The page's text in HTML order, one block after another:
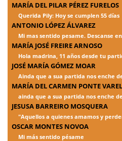
MARÍA DEL PILAR PÉREZ FURELOS
Querida Pily: Hoy se cumplen 55 días
ANTONIO LÓPEZ ÁLVAREZ
Mi mas sentido pesame. Descanse
MARÍA JOSÉ FREIRE ARNOSO
Hola madrina, 11 años desde tu
JOSÉ MARÍA GÓMEZ MOAR
Ainda que a sua partida nos enche
MARÍA DEL CARMEN PONTE
ainda que a sua partida nos enche
JESUSA BARREIRO MOSQUERA
"Aquellos a quienes amamos y
OSCAR MONTES NOVOA
Mi más sentido pésame